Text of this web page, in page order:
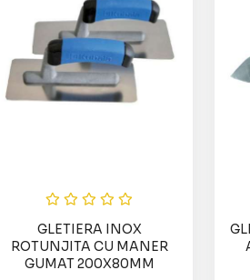
GLETIERA INOX
ROTUNJITA CU MANER
GUMAT 200X80MM